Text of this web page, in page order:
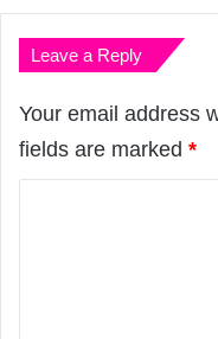
Leave a Reply
Your email address
fields are marked *